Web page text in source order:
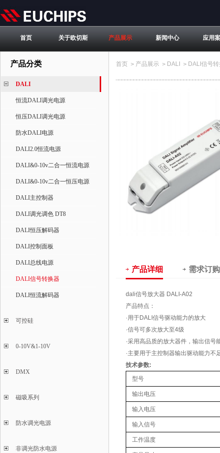
首页 关于欧切斯 产品展示 新闻中心 应用
产品分类
DALI
恒流DALI调光电源
恒压DALI调光电源
防水DALI电源
DALI2.0恒流电源
DALI&0-10v二合一恒流电源
DALI&0-10v二合一恒压电源
DALI主控制器
DALI调光调色 DT8
DALI恒压解码器
DALI控制面板
DALI总线电源
DALI信号转换器
DALI恒流解码器
可控硅
0-10V&1-10V
DMX
磁吸系列
防水调光电源
非调光防水电源
首页 > 产品展示 > DALI > DALI信号
产品详细 需求订购
dali信号放大器 DALI-A02
产品特点：
·用于DALI信号驱动能力的放大
·信号可多次放大至4级
·采用高品质的放大器件，输出信号
·主要用于主控制器输出驱动能力不
技术参数:
型号
输出电压
输入电压
输入信号
工作温度